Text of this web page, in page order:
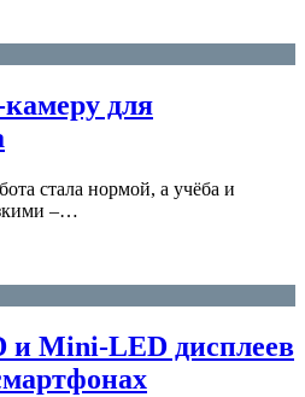
для
стала нормой, а учёба и
–…
и Mini-LED дисплеев